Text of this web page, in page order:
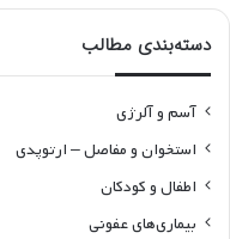
دسته‌بندی مطالب
آسم و آلرژی
استخوان و مفاصل – ارتوپدی
اطفال و کودکان
بیماری‌های عفونی